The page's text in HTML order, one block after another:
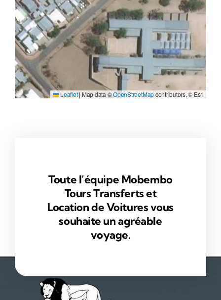
Leaflet | Map data ©OpenStreetMapcontributors, © Esri
Toute l’équipe Mobembo
Tours Transferts et
Location de Voitures vous
souhaite un agréable
voyage.